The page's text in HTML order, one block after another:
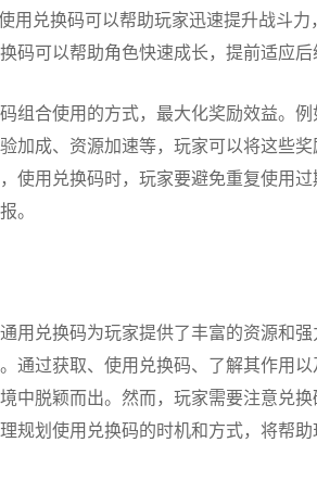
用兑换码可以帮助玩家迅速提升战斗力
码可以帮助角色快速成长，提前适应后
组合使用的方式，最大化奖励效益。
加成、资源加速等，玩家可以将这些奖
使用兑换码时，玩家要避免重复使用
。
用兑换码为玩家提供了丰富的资源和
通过获取、使用兑换码、了解其作用
中脱颖而出。然而，玩家需要注意兑换
规划使用兑换码的时机和方式，将帮助